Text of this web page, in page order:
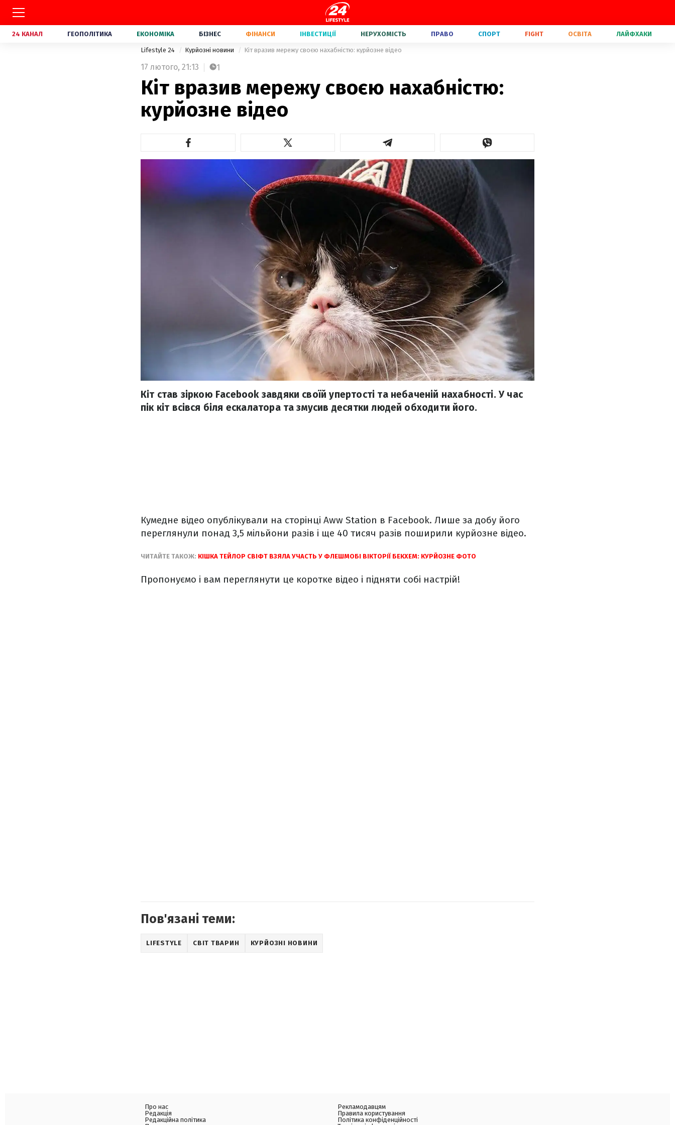
24 КАНАЛ ГЕОПОЛІТИКА ЕКОНОМІКА БІЗНЕС ФІНАНСИ ІНВЕСТИЦІЇ НЕРУХОМІСТЬ ПРАВО СПОРТ FIGHT ОСВІТА ЛАЙФХАКИ
Lifestyle 24 Курйозні новини Кіт вразив мережу своєю нахабністю: курйозне відео
17 лютого, 21:13 1
Кіт вразив мережу своєю нахабністю:
курйозне відео
Кіт став зіркою Facebook завдяки своїй упертості та небаченій нахабності. У час
пік кіт всівся біля ескалатора та змусив десятки людей обходити його.
Кумедне відео опублікували на сторінці Aww Station в Facebook. Лише за добу його
переглянули понад 3,5 мільйони разів і ще 40 тисяч разів поширили курйозне відео.
ЧИТАЙТЕ ТАКОЖ: КІШКА ТЕЙЛОР СВІФТ ВЗЯЛА УЧАСТЬ У ФЛЕШМОБІ ВІКТОРІЇ БЕКХЕМ: КУРЙОЗНЕ ФОТО
Пропонуємо і вам переглянути це коротке відео і підняти собі настрій!
Пов'язані теми:
LIFESTYLE СВІТ ТВАРИН КУРЙОЗНІ НОВИНИ
Про нас
Редакція
Редакційна політика
Рекламодавцям
Правила користування
Політика конфіденційності